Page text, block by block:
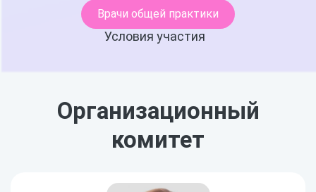
Врачи общей практики
Условия участия
Организационный
комитет